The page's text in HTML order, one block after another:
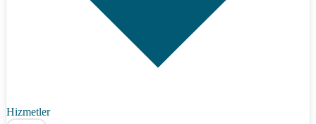
Hizmetler